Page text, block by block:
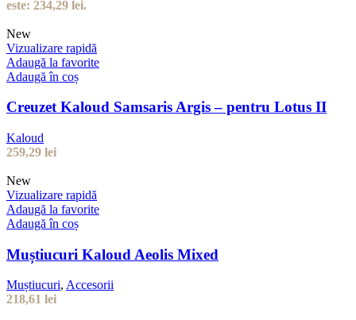
este: 234,29 lei.
New
Vizualizare rapidă
Adaugă la favorite
Adaugă în coș
Creuzet Kaloud Samsaris Argis – pentru Lotus II
Kaloud
259,29 lei
New
Vizualizare rapidă
Adaugă la favorite
Adaugă în coș
Muștiucuri Kaloud Aeolis Mixed
Muștiucuri, Accesorii
218,61 lei